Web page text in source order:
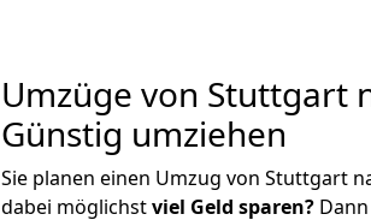
Umzüge von Stuttgart
Günstig umziehen
Sie planen einen Umzug von Stuttgart
dabei möglichstviel Geld sparen?